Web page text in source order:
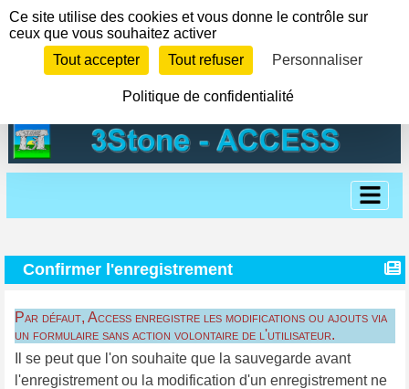
Confirmer l'enregistrement
Par défaut, Access enregistre les modifications ou ajouts via
un formulaire sans action volontaire de l'utilisateur.
Il se peut que l'on souhaite que la sauvegarde avant
l'enregistrement ou la modification d'un enregistrement ne
Panneau de gestion des cookies
Ce site utilise des cookies et vous donne le contrôle sur
ceux que vous souhaitez activer
Tout accepter
Tout refuser Personnaliser
Politique de confidentialité